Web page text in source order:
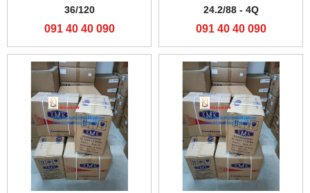
36/120
091 40 40 090
24.2/88 - 4Q
091 40 40 090